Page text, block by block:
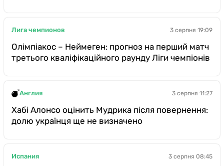
Лига чемпионов 3 серпня 19:09
Олімпіакос – Неймеген: прогноз на перший матч
третього кваліфікаційного раунду Ліги чемпіонів
Англия 3 серпня 11:27
Хабі Алонсо оцінить Мудрика після повернення:
долю українця ще не визначено
Испания 3 серпня 08:45